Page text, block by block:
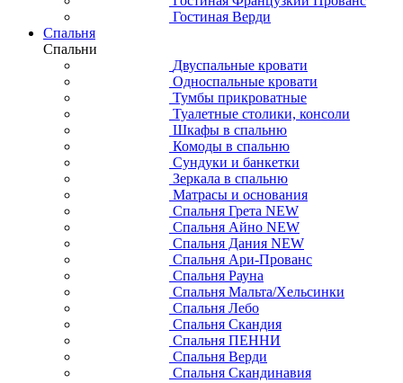
Гостиная Верди
Спальня
Спальни
Двуспальные кровати
Односпальные кровати
Тумбы прикроватные
Туалетные столики, консоли
Шкафы в спальню
Комоды в спальню
Сундуки и банкетки
Зеркала в спальню
Матрасы и основания
Спальня Грета NEW
Спальня Айно NEW
Спальня Дания NEW
Спальня Ари-Прованс
Спальня Рауна
Спальня Мальта/Хельсинки
Спальня Лебо
Спальня Скандия
Спальня ПЕННИ
Спальня Верди
Спальня Скандинавия